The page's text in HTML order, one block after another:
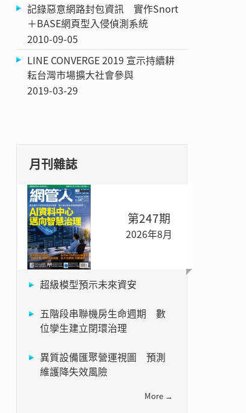
記錄惡意網路封包資訊 實作Snort
＋BASE網頁型入侵偵測系統
2010-09-05
LINE CONVERGE 2019 宣示持續耕
耘台灣市場擴大社會參與
2019-03-29
月刊雜誌
第247期
2026年8月
超級模型預示未來資安
五階段串聯機房生命週期 數
位孿生建立閉環治理
異質設備匯聚營運視圖 預測
維護降失效風險
More →